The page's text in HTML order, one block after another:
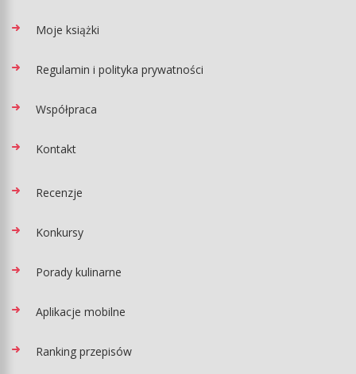
Moje książki
Regulamin i polityka prywatności
Współpraca
Kontakt
Recenzje
Konkursy
Porady kulinarne
Aplikacje mobilne
Ranking przepisów